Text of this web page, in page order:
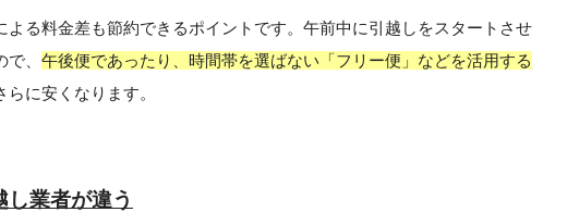
よる料金差も節約できるポイントです。午前中に引越しをスタートさせ
、 午後便であったり、時間帯を選ばない「フリー便」などを活用する
らに安くなります。
し業者が違う